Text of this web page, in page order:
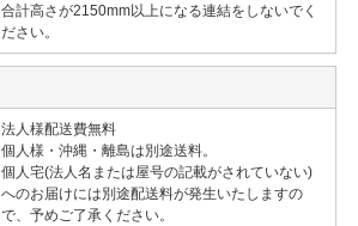
合計高さが2150mm以上になる連結をしないでく
ださい。
法人様配送費無料
個人様・沖縄・離島は別途送料。
個人宅(法人名または屋号の記載がされていない)
へのお届けには別途配送料が発生いたしますの
で、予めご了承ください。